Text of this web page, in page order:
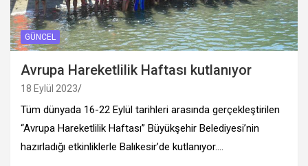
GÜNCEL
Avrupa Hareketlilik Haftası kutlanıyor
18 Eylül 2023
Tüm dünyada 16-22 Eylül tarihleri arasında gerçekleştirilen
“Avrupa Hareketlilik Haftası” Büyükşehir Belediyesi’nin
hazırladığı etkinliklerle Balıkesir’de kutlanıyor.…